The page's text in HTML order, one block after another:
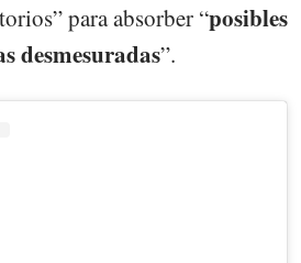
para absorber “posibles
desmesuradas”.